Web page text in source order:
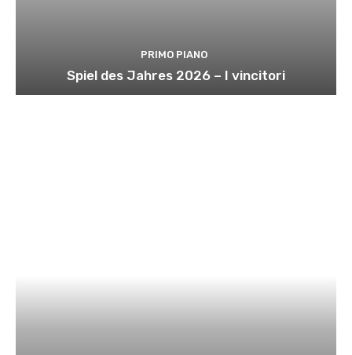
PRIMO PIANO
Spiel des Jahres 2026 – I vincitori